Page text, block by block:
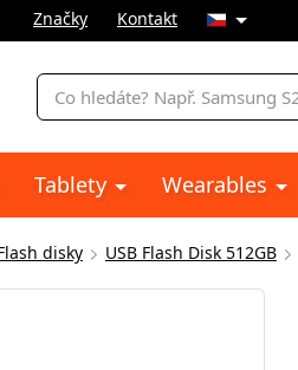
Značky Kontakt
Vyhledávání
Tablety Wearables
disky USB Flash Disk 512GB